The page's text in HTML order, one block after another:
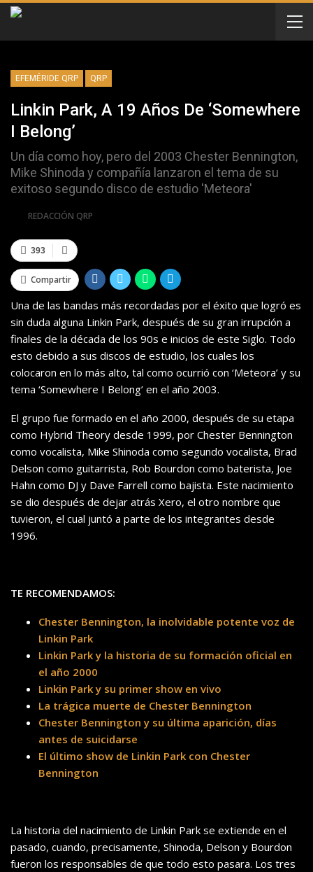
EFEMÉRIDE QRP QRP
Linkin Park, A 19 Años De ‘Somewhere
I Belong’
Un día como hoy, pero del 2003 Chester Bennington,
Mike Shinoda y compañía lanzaron el tema de su
exitoso segundo disco de estudio 'Meteora'
REDACCIÓN QRP
393
Compartir
Una de las bandas más recordadas por el éxito que logró es
sin duda alguna Linkin Park, después de su gran irrupción a
finales de la década de los 90s e inicios de este Siglo. Todo
esto debido a sus discos de estudio, los cuales los
colocaron en lo más alto, tal como ocurrió con ‘Meteora’ y su
tema ‘Somewhere I Belong’ en el año 2003.
El grupo fue formado en el año 2000, después de su etapa
como Hybrid Theory desde 1999, por Chester Bennington
como vocalista, Mike Shinoda como segundo vocalista, Brad
Delson como guitarrista, Rob Bourdon como baterista, Joe
Hahn como DJ y Dave Farrell como bajista. Este nacimiento
se dio después de dejar atrás Xero, el otro nombre que
tuvieron, el cual juntó a parte de los integrantes desde
1996.
TE RECOMENDAMOS:
Chester Bennington, la inolvidable potente voz de
Linkin Park
Linkin Park y la historia de su formación oficial en
el año 2000
Linkin Park y su primer show en vivo
La trágica muerte de Chester Bennington
Chester Bennington y su última aparición, días
antes de suicidarse
El último show de Linkin Park con Chester
Bennington
La historia del nacimiento de Linkin Park se extiende en el
pasado, cuando, precisamente, Shinoda, Delson y Bourdon
fueron los responsables de que todo esto pasara. Los tres